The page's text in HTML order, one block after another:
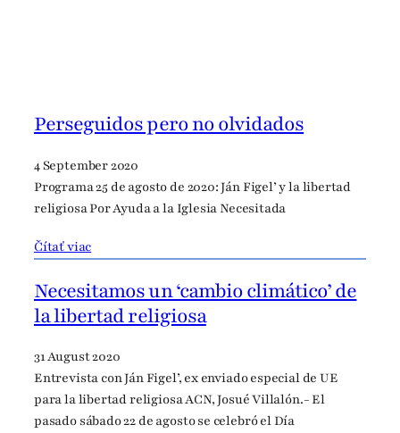
Perseguidos pero no olvidados
4 September 2020
Programa 25 de agosto de 2020: Ján Figel’ y la libertad
religiosa Por Ayuda a la Iglesia Necesitada
Čítať viac
Necesitamos un ‘cambio climático’ de
la libertad religiosa
31 August 2020
Entrevista con Ján Figel’, ex enviado especial de UE
para la libertad religiosa ACN, Josué Villalón.- El
pasado sábado 22 de agosto se celebró el Día